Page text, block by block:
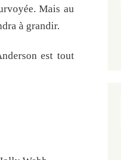
Mais au
à grandir.
est tout